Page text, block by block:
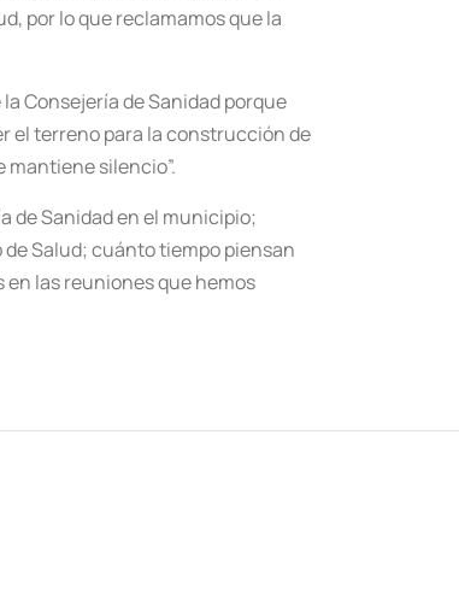
por lo que reclamamos que la
Consejería de Sanidad porque
el terreno para la construcción de
silencio”.
de Sanidad en el municipio;
Salud; cuánto tiempo piensan
en las reuniones que hemos